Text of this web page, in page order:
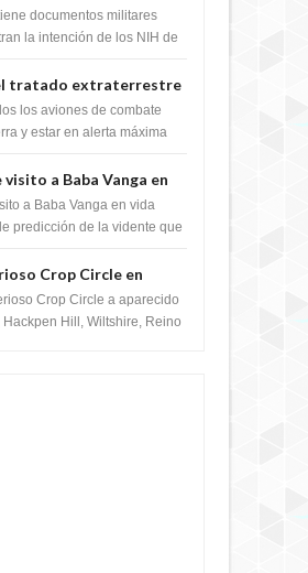
intención de los NIH de
2, utilizando la
documentos militares
la intención de los NIH de
el tratado extraterrestre
destruir el misterioso
Negro"
los aviones de combate
y estar en alerta máxima
visito a Baba Vanga en
predicción de la
de 2022.
a Baba Vanga en vida
predicción de la vidente que
Crop Circle en
de junio 2016
Crop Circle a aparecido
Hill, Wiltshire, Reino